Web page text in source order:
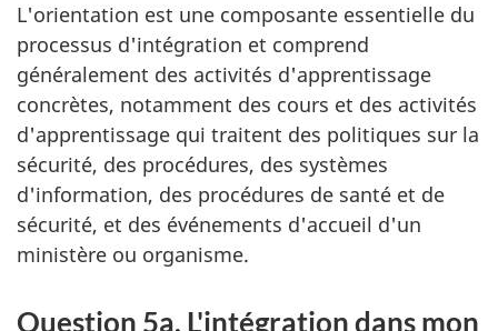
L'orientation est une composante essentielle du
processus d'intégration et comprend
généralement des activités d'apprentissage
concrètes, notamment des cours et des activités
d'apprentissage qui traitent des politiques sur la
sécurité, des procédures, des systèmes
d'information, des procédures de santé et de
sécurité, et des événements d'accueil d'un
ministère ou organisme.
Question 5a. L'intégration dans mon